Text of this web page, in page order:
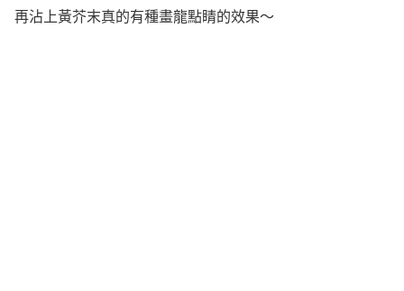
再沾上黃芥末真的有種畫龍點睛的效果～